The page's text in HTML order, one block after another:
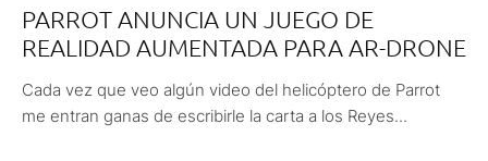
PARROT ANUNCIA UN JUEGO DE
REALIDAD AUMENTADA PARA AR-DRONE
Cada vez que veo algún video del helicóptero de Parrot
me entran ganas de escribirle la carta a los Reyes...